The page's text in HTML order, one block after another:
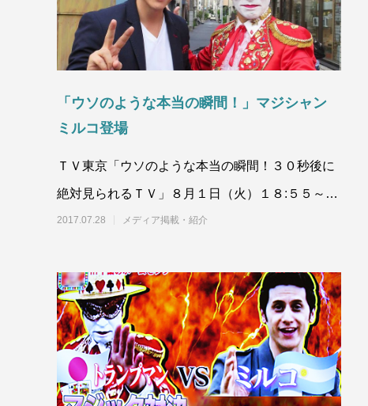
「ウソのような本当の瞬間！」マジシャン
ミルコ登場
ＴＶ東京「ウソのような本当の瞬間！３０秒後に
絶対見られるＴＶ」８月１日（火）１８:５５～２
０：５４トランプマンシリーズ第１７
2017.07.28 メディア掲載・紹介